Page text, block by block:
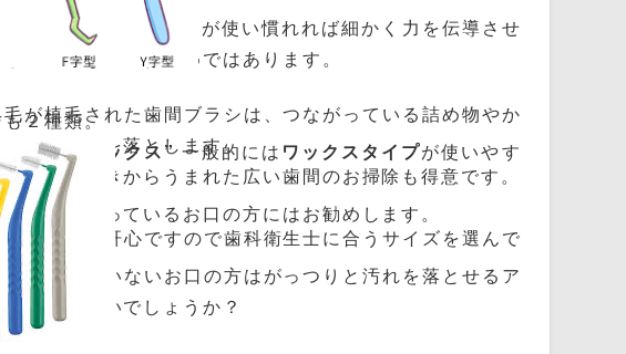
は玄人向きに見えますが使い慣れれば細かく力を伝導させ
し経済的なのでお勧めではあります。
２種類。
”ワックスタイプ” ”アンワックス”一般的には ワックスタイプが使いやす
詰め物が入っているお口の方にはお勧めします。
物が入っていないお口の方はがっつりと汚れを落とせるア
いのではないでしょうか？
が植毛された歯間ブラシは、つながっている詰め物やか
入して汚れを落とします。
ている歯ぐきからうまれた広い歯間のお掃除も得意です。
イズ選びが肝心ですので歯科衛生士に合うサイズを選んで
勧めします。